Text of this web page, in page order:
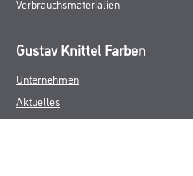
Verbrauchsmaterialien
Gustav Knittel Farben
Unternehmen
Aktuelles
Standorte